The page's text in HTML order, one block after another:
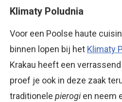
Klimaty Poludnia
Voor een Poolse haute
binnen lopen bij het Klimaty
Krakau heeft een
proef je ook in deze zaak
traditionele pierogien neem